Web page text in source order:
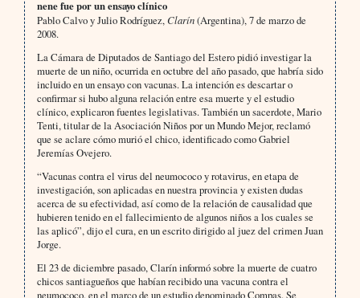
nene fue por un ensayo clínico
Pablo Calvo y Julio Rodríguez,Clarín(Argentina), 7 de marzo de
2008.
La Cámara de Diputados de Santiago del Estero pidió investigar la
muerte de un niño, ocurrida en octubre del año pasado, que habría sido
incluido en un ensayo con vacunas. La intención es descartar o
confirmar si hubo alguna relación entre esa muerte y el estudio
clínico, explicaron fuentes legislativas. También un sacerdote, Mario
Tenti, titular de la Asociación Niños por un Mundo Mejor, reclamó
que se aclare cómo murió el chico, identificado como Gabriel
Jeremías Ovejero.
“Vacunas contra el virus del neumococo y rotavirus, en etapa de
investigación, son aplicadas en nuestra provincia y existen dudas
acerca de su efectividad, así como de la relación de causalidad que
hubieren tenido en el fallecimiento de algunos niños a los cuales se
las aplicó”, dijo el cura, en un escrito dirigido al juez del crimen Juan
Jorge.
El 23 de diciembre pasado, Clarín informó sobre la muerte de cuatro
chicos santiagueños que habían recibido una vacuna contra el
neumococo, en el marco de un estudio denominado Compas. Se